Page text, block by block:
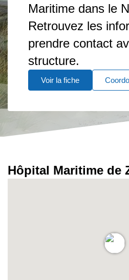
Maritime dans le
Retrouvez les
prendre contact
structure.
Voir la fiche
Hôpital Maritime de